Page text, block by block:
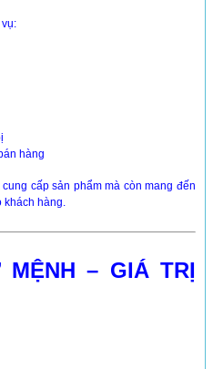
hàng
cấp sản phẩm mà còn mang đến
khách hàng.
– GIÁ TRỊ